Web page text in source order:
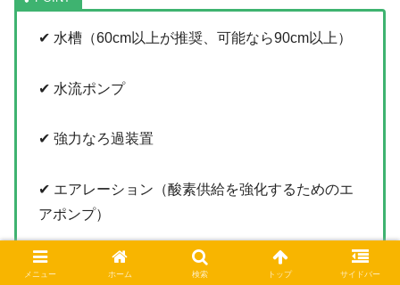
✔ 水槽（60cm以上が推奨、可能なら90cm以上）
✔ 水流ポンプ
✔ 強力なろ過装置
✔ エアレーション（酸素供給を強化するためのエ
アポンプ）
✔ 冷却装置（夏場の水温管理、クーラー推奨）
メニュー ホーム 検索 トップ サイドバー